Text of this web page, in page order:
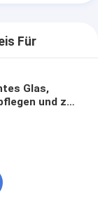
Für
Glas,
und zu